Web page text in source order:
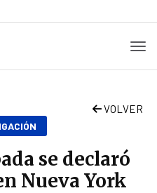
VOLVER
se declaró
Nueva York